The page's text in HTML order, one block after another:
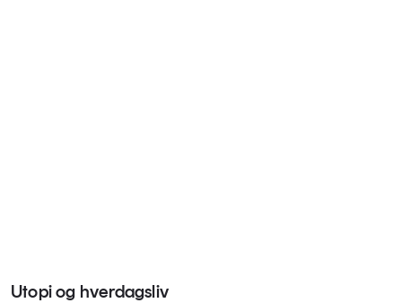
Utopi og hverdagsliv